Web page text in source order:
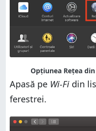
Opțiunea Rețea
Apasă pe Wi-Fi din
ferestrei.